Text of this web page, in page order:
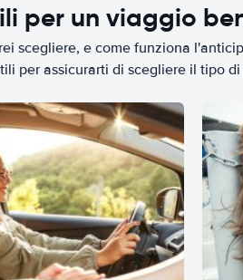
per un viaggio
scegliere, e come funziona
per assicurarti di scegliere il tipo